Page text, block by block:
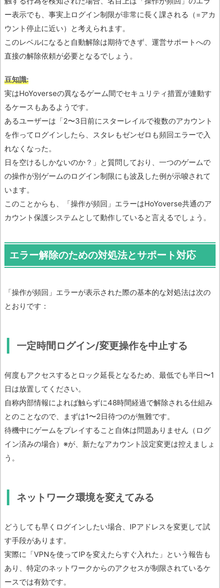
ー表示でも、事実上ログイン制限が非常に長く課される（=アカ
ウント停止に近い）と考えられます。
このレベルになると自動解除は期待できず、運営サポートへの
直接の解除依頼が必要となるでしょう。
豆知識:
実はHoYoverseの異なるゲーム間でセキュリティ措置が連動す
るケースもあるようです。
あるユーザーは「2〜3日前にスターレイルで複数のアカウント
を作ってログインしたら、スタレもゼンゼロも頻回エラーで入
れなくなった。
日を空けるしかないのか？」と質問しており、一つのゲームで
の操作が別ゲームのログイン制限にも波及した例が示唆されて
います。
このことからも、「操作が頻回」エラーはHoYoverse共通のア
カウント保護システムとして動作していると言えるでしょう。
エラー解除のための対処法とサポート対応
「操作が頻回」エラーが表示された際の基本的な対処法は次の
とおりです：
一定時間ログイン/変更操作を中止する
何度もアクセスするとロック延長となるため、最低でも半日〜1
日は放置してください。
自称内部情報によれば触らずに48時間経過で解除される仕組み
とのことなので、まずは1〜2日待つのが無難です。
待機中にゲームをプレイすること自体は問題ありません（ログ
イン済みの場合）※が、新たなアカウント設定変更は控えましょ
う。
ネットワーク環境を変えてみる
どうしても早くログインしたい場合、IPアドレスを変更して試
す手段があります。
実際に「VPNを使ってIPを変えたらすぐ入れた」という報告も
あり、特定のネットワークからのアクセスが制限されているケ
ースでは有効です。